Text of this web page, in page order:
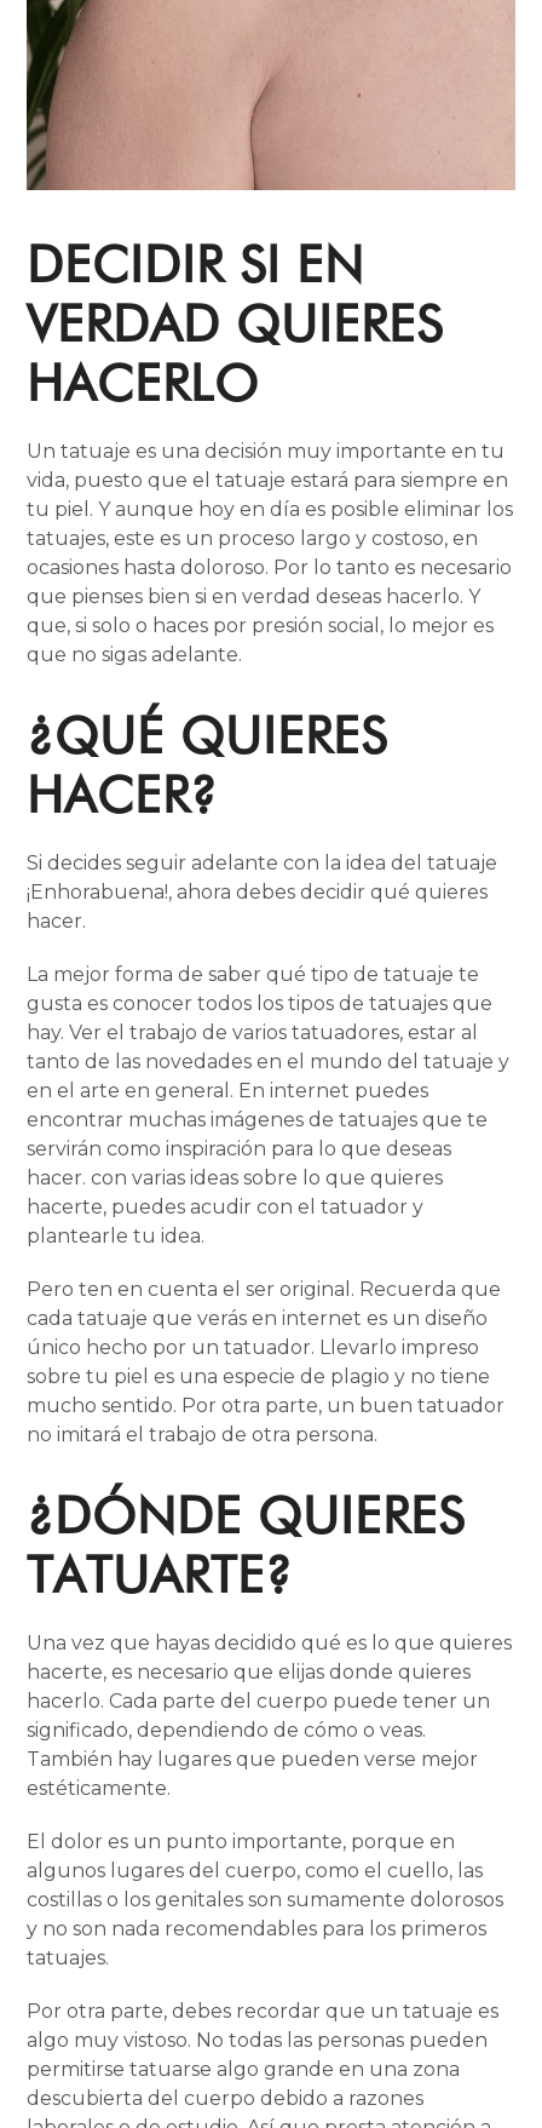
DECIDIR SI EN
VERDAD QUIERES
HACERLO
Un tatuaje es una decisión muy importante en tu
vida, puesto que el tatuaje estará para siempre en
tu piel. Y aunque hoy en día es posible eliminar los
tatuajes, este es un proceso largo y costoso, en
ocasiones hasta doloroso. Por lo tanto es necesario
que pienses bien si en verdad deseas hacerlo. Y
que, si solo o haces por presión social, lo mejor es
que no sigas adelante.
¿QUÉ QUIERES
HACER?
Si decides seguir adelante con la idea del tatuaje
¡Enhorabuena!, ahora debes decidir qué quieres
hacer.
La mejor forma de saber qué tipo de tatuaje te
gusta es conocer todos los tipos de tatuajes que
hay. Ver el trabajo de varios tatuadores, estar al
tanto de las novedades en el mundo del tatuaje y
en el arte en general. En internet puedes
encontrar muchas imágenes de tatuajes que te
servirán como inspiración para lo que deseas
hacer. con varias ideas sobre lo que quieres
hacerte, puedes acudir con el tatuador y
plantearle tu idea.
Pero ten en cuenta el ser original. Recuerda que
cada tatuaje que verás en internet es un diseño
único hecho por un tatuador. Llevarlo impreso
sobre tu piel es una especie de plagio y no tiene
mucho sentido. Por otra parte, un buen tatuador
no imitará el trabajo de otra persona.
¿DÓNDE QUIERES
TATUARTE?
Una vez que hayas decidido qué es lo que quieres
hacerte, es necesario que elijas donde quieres
hacerlo. Cada parte del cuerpo puede tener un
significado, dependiendo de cómo o veas.
También hay lugares que pueden verse mejor
estéticamente.
El dolor es un punto importante, porque en
algunos lugares del cuerpo, como el cuello, las
costillas o los genitales son sumamente dolorosos
y no son nada recomendables para los primeros
tatuajes.
Por otra parte, debes recordar que un tatuaje es
algo muy vistoso. No todas las personas pueden
permitirse tatuarse algo grande en una zona
descubierta del cuerpo debido a razones